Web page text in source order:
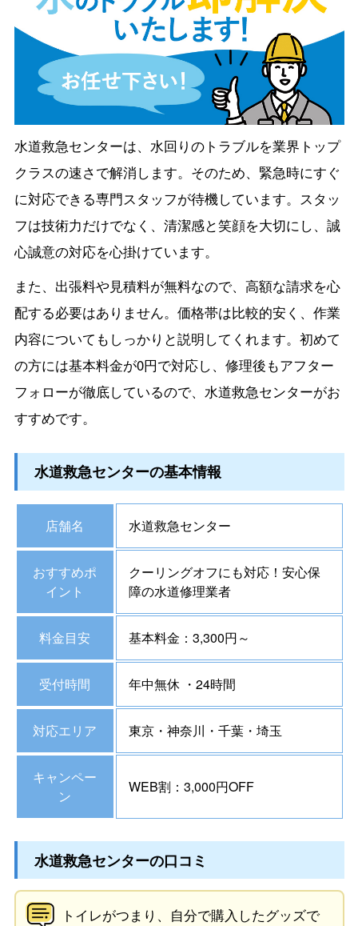
水道救急センターは、水回りのトラブルを業界トップ
クラスの速さで解消します。そのため、緊急時にすぐ
に対応できる専門スタッフが待機しています。スタッ
フは技術力だけでなく、清潔感と笑顔を大切にし、誠
心誠意の対応を心掛けています。
また、出張料や見積料が無料なので、高額な請求を心
配する必要はありません。価格帯は比較的安く、作業
内容についてもしっかりと説明してくれます。初めて
の方には基本料金が0円で対応し、修理後もアフター
フォローが徹底しているので、水道救急センターがお
すすめです。
水道救急センターの基本情報
店舗名 水道救急センター
おすすめポ
イント
クーリングオフにも対応！安心保
障の水道修理業者
料金目安 基本料金：3,300円～
受付時間 年中無休 ・24時間
対応エリア 東京・神奈川・千葉・埼玉
キャンペー
ン
WEB割：3,000円OFF
水道救急センターの口コミ
トイレがつまり、自分で購入したグッズで